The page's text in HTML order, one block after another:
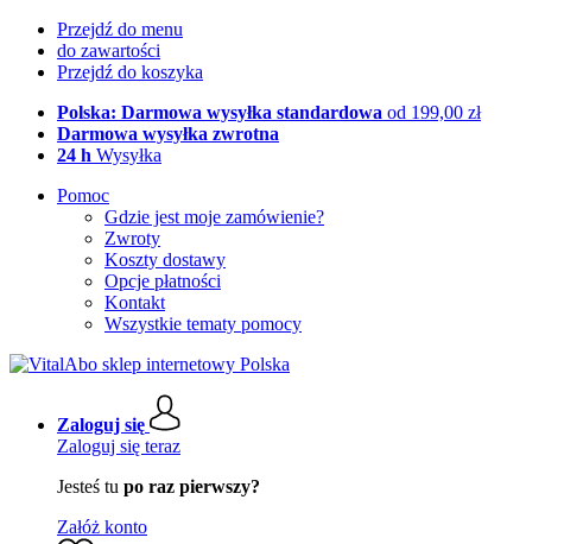
Przejdź do menu
do zawartości
Przejdź do koszyka
Polska: Darmowa wysyłka standardowa od 199,00 zł
Darmowa wysyłka zwrotna
24 h Wysyłka
Pomoc
Gdzie jest moje zamówienie?
Zwroty
Koszty dostawy
Opcje płatności
Kontakt
Wszystkie tematy pomocy
Zaloguj się
Zaloguj się teraz
Jesteś tu po raz pierwszy?
Załóż konto